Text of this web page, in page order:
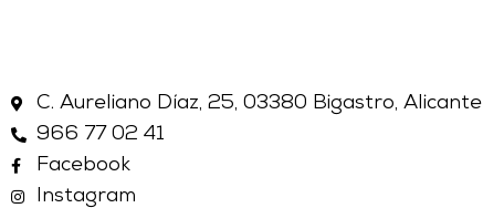
C. Aureliano Díaz, 25, 03380 Bigastro, Alicante
966 77 02 41
Facebook
Instagram